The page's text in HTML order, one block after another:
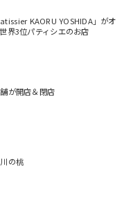
KAORU YOSHIDA」がオ
界3位パティシエのお店
が開店＆閉店
の桃